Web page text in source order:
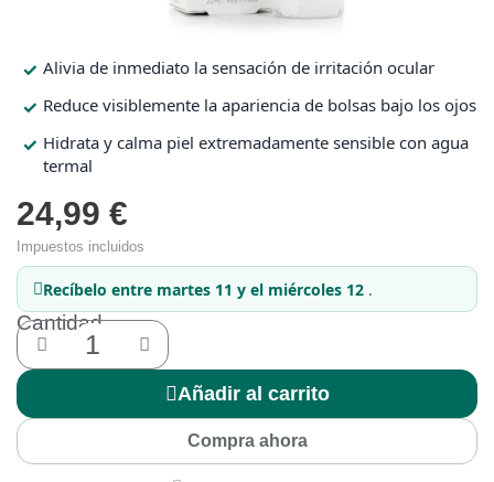
Salud
Salud
Alivia de inmediato la sensación de irritación ocular
Reduce visiblemente la apariencia de bolsas bajo los ojos
Hidrata y calma piel extremadamente sensible con agua
termal
24,99 €
Impuestos incluidos
Recíbelo entre martes 11 y el miércoles 12 .
Cantidad
Añadir al carrito
Compra ahora